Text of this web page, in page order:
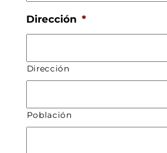
Dirección *
Dirección
Población